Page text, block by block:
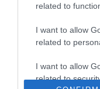
related to
I want to allow
related to
I want to allow
related to
Ricette in